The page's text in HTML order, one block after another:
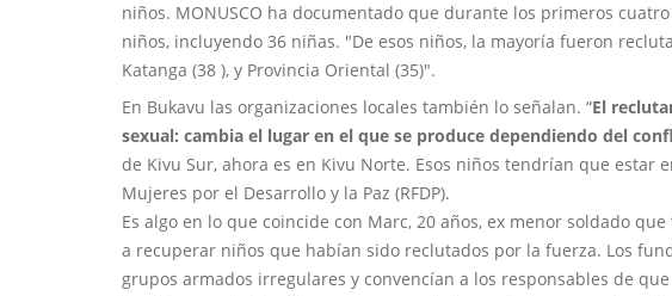
niños. MONUSCO ha documentado que durante los primeros
niños, incluyendo 36 niñas. "De esos niños, la mayoría fueron
Katanga (38 ), y Provincia Oriental (35)".
En Bukavu las organizaciones locales también lo señalan. “El
sexual: cambia el lugar en el que se produce dependiendo del
de Kivu Sur, ahora es en Kivu Norte. Esos niños tendrían que estar
Mujeres por el Desarrollo y la Paz (RFDP).
Es algo en lo que coincide con Marc, 20 años, ex menor soldado
a recuperar niños que habían sido reclutados por la fuerza. Los
grupos armados irregulares y convencían a los responsables de